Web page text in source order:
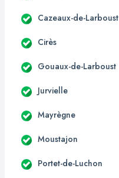
Cazeaux-de-Larboust
Cirès
Gouaux-de-Larboust
Jurvielle
Mayrègne
Moustajon
Portet-de-Luchon